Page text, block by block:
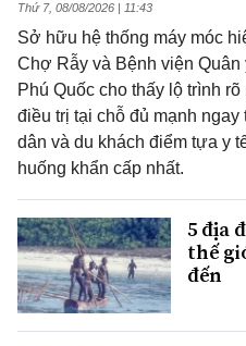
Thứ 7, 08/08/2026 | 11:43
Sở hữu hệ thống máy móc
Chợ Rẫy và Bệnh viện
Phú Quốc cho thấy lộ trình
điều trị tại chỗ đủ mạnh
dân và du khách điểm tựa y
huống khẩn cấp nhất.
5 địa
thế
đến